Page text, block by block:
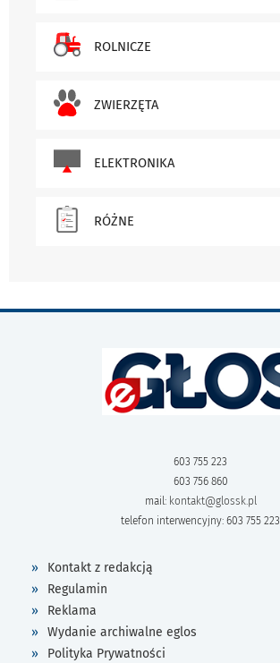
ROLNICZE
ZWIERZĘTA
ELEKTRONIKA
RÓŻNE
603 755 223
603 756 860
mail: kontakt@glossk.pl
telefon interwencyjny: 603 755 223
Kontakt z redakcją
Regulamin
Reklama
Wydanie archiwalne eglos
Polityka Prywatności